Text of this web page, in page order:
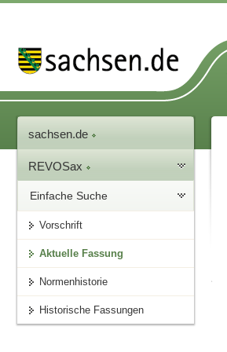
sachsen.de
REVOSax
Einfache Suche
Vorschrift
Aktuelle Fassung
Normenhistorie
Historische Fassungen